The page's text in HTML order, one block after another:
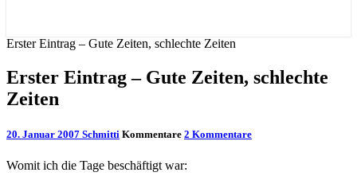
Erster Eintrag – Gute Zeiten, schlechte Zeiten
Erster Eintrag – Gute Zeiten, schlechte
Zeiten
20. Januar 2007 Schmitti Kommentare 2 Kommentare
Womit ich die Tage beschäftigt war: